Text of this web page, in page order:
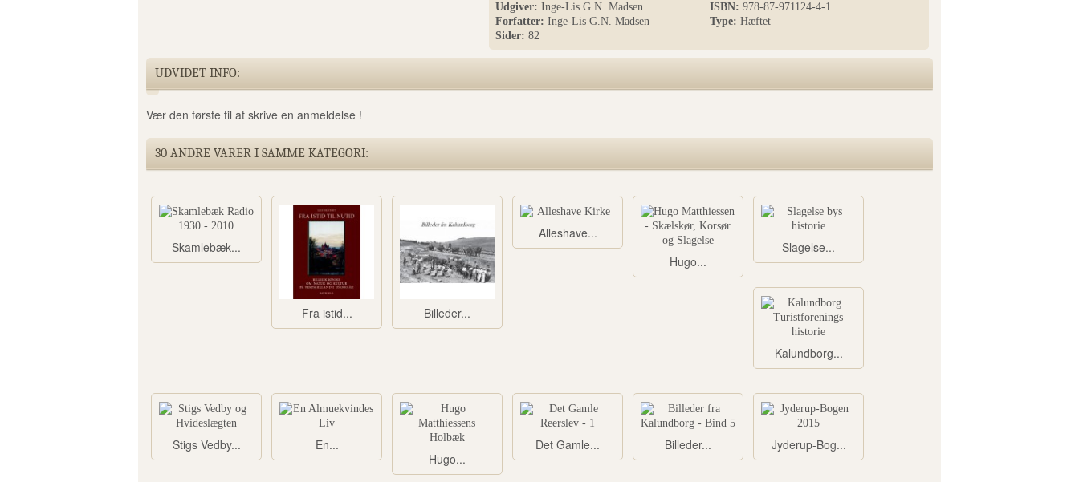
Udgiver: Inge-Lis G.N. Madsen ISBN: 978-87-971124-4-1
Forfatter: Inge-Lis G.N. Madsen Type:Hæftet
Sider: 82
UDVIDET INFO:
Vær den første til at skrive en anmeldelse !
30 ANDRE VARER I SAMME KATEGORI:
Skamlebæk...
Fra istid... Billeder...
Alleshave...
Hugo...
Slagelse...
Kalundborg...
Stigs Vedby...
En...
Hugo...
Det Gamle... Billeder... Jyderup-Bog...